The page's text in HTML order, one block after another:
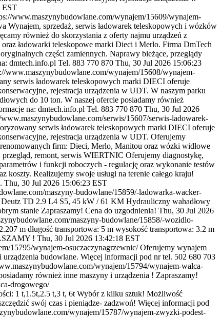
EST
www.maszynybudowlane.com/wynajem/15609/wynajem-
Wynajem, sprzedaż, serwis ładowarek teleskopowych i wózków
również do skorzystania z oferty najmu urządzeń z
ładowarki teleskopowe marki Dieci i Merlo. Firma DmTech
części zamiennych. Naprawy bieżące, przeglądy
dmtech.info.pl Tel. 883 770 870 Thu, 30 Jul 2026 15:06:23
www.maszynybudowlane.com/wynajem/15608/wynajem-
serwis ładowarek teleskopowych marki DIECI oferuje
rejestracja urządzenia w UDT. W naszym parku
do 10 ton. W naszej ofercie posiadamy również
na: dmtech.info.pl Tel. 883 770 870 Thu, 30 Jul 2026
serwis/15607/serwis-ladowarek-
serwis ładowarek teleskopowych marki DIECI oferuje
rejestracja urządzenia w UDT. Oferujemy
firm: Dieci, Merlo, Manitou oraz wózki widłowe
remont, serwis WIERTNIC Oferujemy diagnostykę,
i funkcji roboczych - regulację oraz wykonanie testów
Realizujemy swoje usługi na terenie całego kraju!
Thu, 30 Jul 2026 15:06:23 EST
maszyny-budowlane/15859/-ladowarka-wacker-
TD 2.9 L4 S5, 45 kW / 61 KM Hydrauliczny wahadłowy
stanie Zapraszamy! Cena do uzgodnienia! Thu, 30 Jul 2026
maszyny-budowlane/15858/-wozidlo-
m długość transportowa: 5 m wysokość transportowa: 3.2 m
! Thu, 30 Jul 2026 13:42:18 EST
15795/wynajem-osuczaczynagrzewnic/Oferujemy wynajem
budowlane. Więcej informacji pod nr tel. 502 680 703
wynajem/15794/wynajem-walca-
również inne maszyny i urządzenia ! Zapraszamy!
drogowego/
1 t,1.5t,2.5 t,3 t, 6t Wybór z kilku sztuk! Możliwość
swój czas i pieniądze- zadzwoń! Więcej informacji pod
wynajem/15787/wynajem-zwyzki-podest-